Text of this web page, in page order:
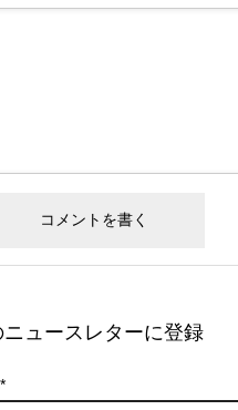
ュースレターに登録
*